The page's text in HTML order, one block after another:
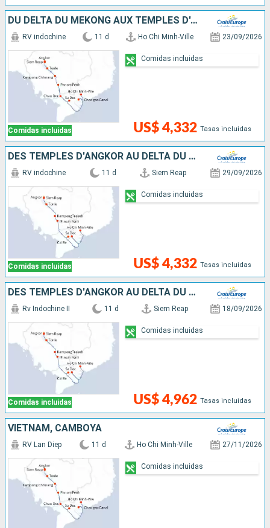
DU DELTA DU MÉKONG AUX TEMPLES D'ANGKOR (FORMULE PORT/PORT)
Comidas incluidas
RV indochine 11 d Ho Chi Minh-Ville 23/09/2026
US$ 4,332 Tasas incluidas
Comidas incluidas
DES TEMPLES D'ANGKOR AU DELTA DU MÉKONG
Comidas incluidas
RV indochine 11 d Siem Reap 29/09/2026
US$ 4,332 Tasas incluidas
Comidas incluidas
DES TEMPLES D'ANGKOR AU DELTA DU MÉKONG
Comidas incluidas
Rv Indochine II 11 d Siem Reap 18/09/2026
US$ 4,962 Tasas incluidas
Comidas incluidas
VIETNAM, CAMBOYA
RV Lan Diep 11 d Ho Chi Minh-Ville 27/11/2026
Comidas incluidas